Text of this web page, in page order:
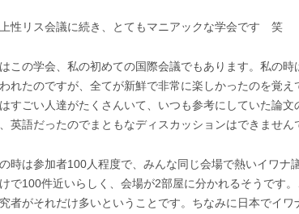
性リス会議に続き、とてもマニアックな学会です 笑
この学会、私の初めての国際会議でもあります。私の
れたのですが、全てが新鮮で非常に楽しかったのを覚
すごい人達がたくさんいて、いつも参考にしていた論
英語だったのでまともなディスカッションはできませ
時は参加者100人程度で、みんな同じ会場で熱いイワナ
で100件近いらしく、会場が2部屋に分かれるそうです
者がそれだけ多いということです。ちなみに日本でイ